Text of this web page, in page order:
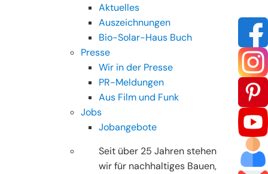
Aktuelles
Auszeichnungen
Bio-Solar-Haus Buch
Presse
Wir in der Presse
PR-Meldungen
Aus Film und Funk
Jobs
Jobangebote
Seit über 25 Jahren stehen
wir für nachhaltiges Bauen,